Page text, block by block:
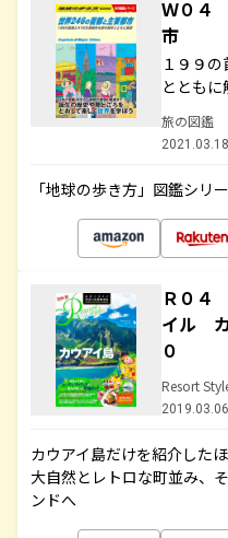
Ｗ０４
市
１９９
とともに
旅の図鑑
「地球の歩き方」図鑑シリ
Ｒ０４
イル
０
Resort
カウアイ島だけを紹介した
大自然とレトロな町並み、
ンドへ